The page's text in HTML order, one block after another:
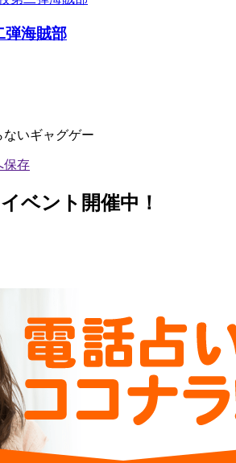
弾海賊部
いギャグゲー
ベント開催中！